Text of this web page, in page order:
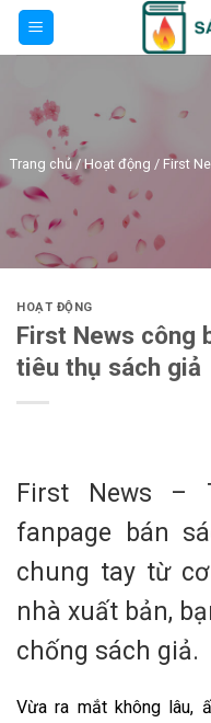
Skip
Trang chủ/Hoạt động / First
HOẠT ĐỘNG
First News công
tiêu thụ sách giả
First News –
fanpage bán
chung tay từ
nhà xuất bản,
chống sách giả.
Vừa ra mắt không lâu,